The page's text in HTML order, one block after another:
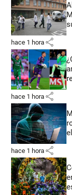
hace 1 hora share
hace 1 hora share
hace 1 hora share